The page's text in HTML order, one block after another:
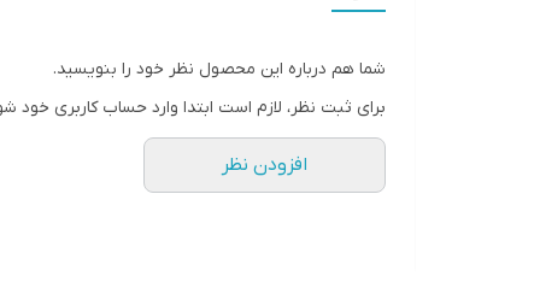
شما هم درباره این محصول نظر خود را بنویسید.
برای ثبت نظر، لازم است ابتدا وارد حساب کاربری خود
افزودن نظر